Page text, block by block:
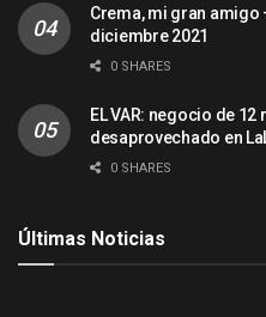
Crema, mi gran
diciembre 2021
0 SHARES
EL VAR: negocio de
desaprovechado en
0 SHARES
Últimas Noticias
ACTUALIDAD